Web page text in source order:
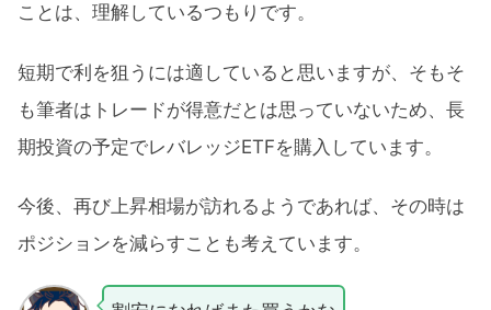
ことは、理解しているつもりです。
短期で利を狙うには適していると思いますが、そもそ
も筆者はトレードが得意だとは思っていないため、長
期投資の予定でレバレッジETFを購入しています。
今後、再び上昇相場が訪れるようであれば、その時は
ポジションを減らすことも考えています。